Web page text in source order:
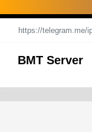
https://telegram.me/
BMT Server